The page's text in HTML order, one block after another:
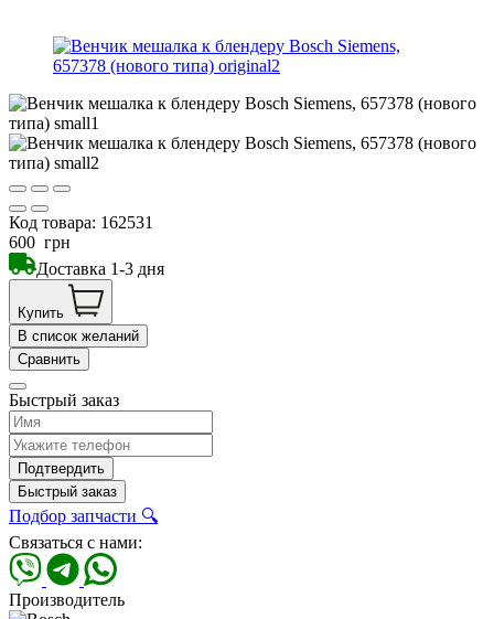
Код товара: 162531
600 грн
Доставка 1-3 дня
Купить
В список желаний
Сравнить
Быстрый заказ
Подтвердить
Быстрый заказ
Подбор запчасти 🔍
Связаться с нами:
Производитель